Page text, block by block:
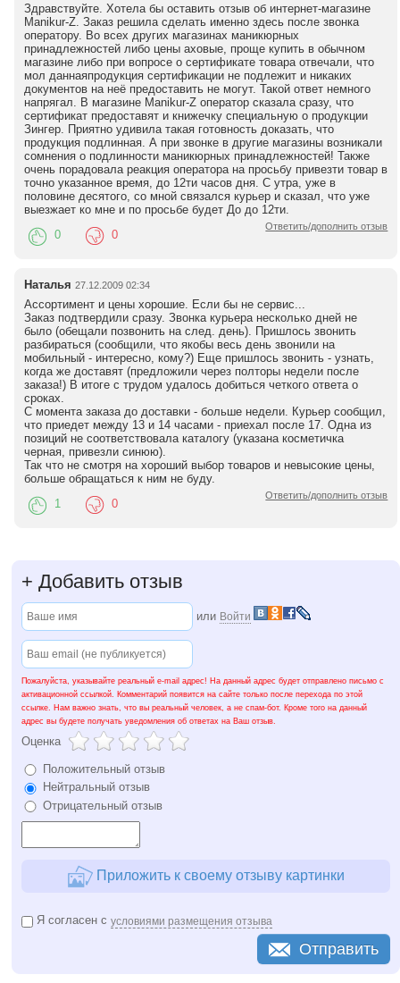
Здравствуйте. Хотела бы оставить отзыв об интернет-магазине
Manikur-Z. Заказ решила сделать именно здесь после звонка
оператору. Во всех других магазинах маникюрных
принадлежностей либо цены аховые, проще купить в обычном
магазине либо при вопросе о сертификате товара отвечали, что
мол даннаяпродукция сертификации не подлежит и никаких
документов на неё предоставить не могут. Такой ответ немного
напрягал. В магазине Manikur-Z оператор сказала сразу, что
сертификат предоставят и книжечку специальную о продукции
Зингер. Приятно удивила такая готовность доказать, что
продукция подлинная. А при звонке в другие магазины возникали
сомнения о подлинности маникюрных принадлежностей! Также
очень порадовала реакция оператора на просьбу привезти товар в
точно указанное время, до 12ти часов дня. С утра, уже в
половине десятого, со мной связался курьер и сказал, что уже
выезжает ко мне и по просьбе будет До до 12ти.
Ответить/дополнить отзыв
0 0
Наталья 27.12.2009 02:34
Ассортимент и цены хорошие. Если бы не сервис...
Заказ подтвердили сразу. Звонка курьера несколько дней не
было (обещали позвонить на след. день). Пришлось звонить
разбираться (сообщили, что якобы весь день звонили на
мобильный - интересно, кому?) Еще пришлось звонить - узнать,
когда же доставят (предложили через полторы недели после
заказа!) В итоге с трудом удалось добиться четкого ответа о
сроках.
С момента заказа до доставки - больше недели. Курьер сообщил,
что приедет между 13 и 14 часами - приехал после 17. Одна из
позиций не соответствовала каталогу (указана косметичка
черная, привезли синюю).
Так что не смотря на хороший выбор товаров и невысокие цены,
больше обращаться к ним не буду.
Ответить/дополнить отзыв
1 0
+ Добавить отзыв
или Войти
Пожалуйста, указывайте реальный e-mail адрес! На данный адрес будет отправлено письмо с
активационной ссылкой. Комментарий появится на сайте только после перехода по этой
ссылке. Нам важно знать, что вы реальный человек, а не спам-бот. Кроме того на данный
адрес вы будете получать уведомления об ответах на Ваш отзыв.
Оценка
Положительный отзыв
Нейтральный отзыв
Отрицательный отзыв
Приложить к своему отзыву картинки
Я согласен с условиями размещения отзыва
Отправить